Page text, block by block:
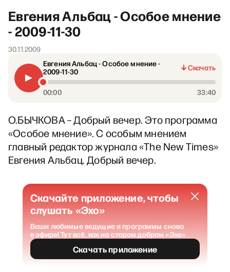
Евгения Альбац - Особое мнение
- 2009-11-30
30.11.2009
Евгения Альбац - Особое мнение -
2009-11-30
Скачать
00:00 33:40
О.БЫЧКОВА – Добрый вечер. Это программа
«Особое мнение». С особым мнением
главный редактор журнала «The New Times»
Евгения Альбац. Добрый вечер.
Скачайте приложение, чтобы
слушать «Эхо»
Ваши любимые ведущие и программы снова
в эфире! Тут всё, как на старом добром «Эхе»
Скачать приложение